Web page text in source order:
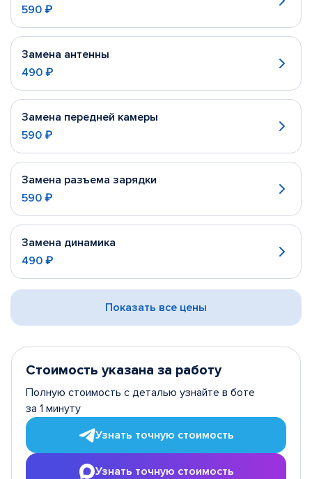
590 ₽
Замена антенны
490 ₽
Замена передней камеры
590 ₽
Замена разъема зарядки
590 ₽
Замена динамика
490 ₽
Показать все цены
Стоимость указана за работу
Полную стоимость с деталью узнайте в боте
за 1 минуту
Узнать точную стоимость
Узнать точную стоимость